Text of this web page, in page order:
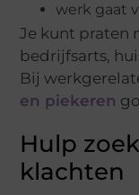
werk gaat
Je kunt praten
bedrijfsarts,
Bij
en piekeren
Hulp
klachten